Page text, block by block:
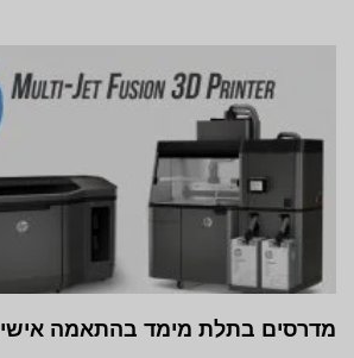
מדרסים בתלת מימד‎ בהתאמה אישית